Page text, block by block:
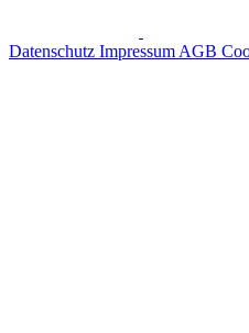
Datenschutz Impressum AGB